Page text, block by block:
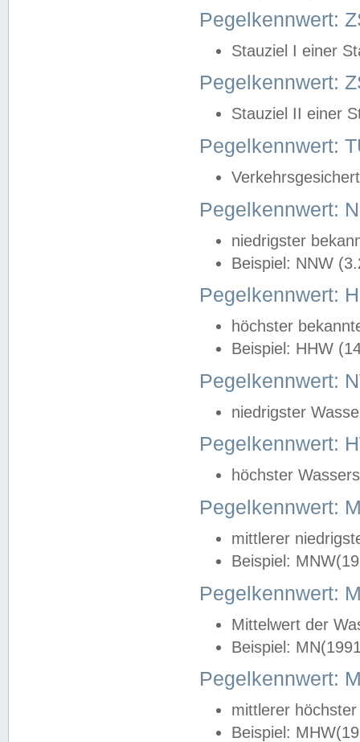
Pegelkennwert:
Stauziel I einer
Pegelkennwert:
Stauziel II einer
Pegelkennwert:
Pegelkennwert:
niedrigster
Beispiel: NNW
Pegelkennwert:
höchster
Beispiel: HHW
Pegelkennwert:
niedrigster
Pegelkennwert:
höchster
Pegelkennwert:
mittlerer
Beispiel:
Pegelkennwert:
Mittelwert der
Beispiel:
Pegelkennwert:
mittlerer
Beispiel: